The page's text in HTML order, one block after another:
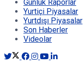
Günlük Raporlar
Yurtiçi Piyasalar
Yurtdışı Piyasalar
Son Haberler
Videolar